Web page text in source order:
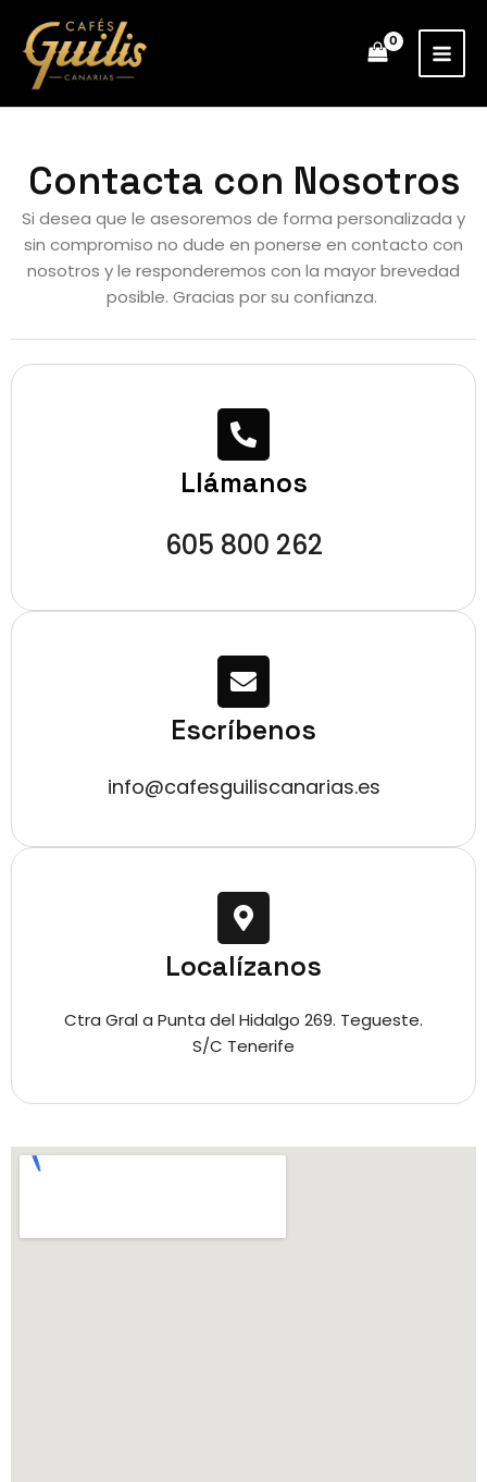
contenido
Contacta con Nosotros
Si desea que le asesoremos de forma personalizada y
sin compromiso no dude en ponerse en contacto con
nosotros y le responderemos con la mayor brevedad
posible. Gracias por su confianza.
Llámanos
605 800 262
Escríbenos
info@cafesguiliscanarias.es
Localízanos
Ctra Gral a Punta del Hidalgo 269. Tegueste.
S/C Tenerife